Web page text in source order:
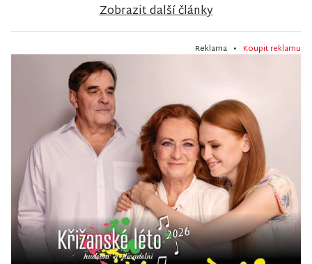
Zobrazit další články
Reklama • Koupit reklamu